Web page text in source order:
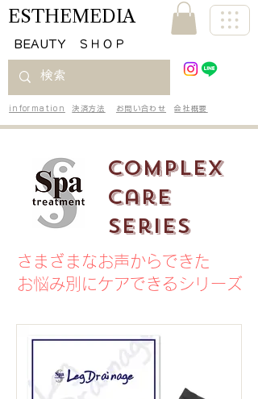
ESTHEMEDIA
​BEAUTY ＳＨＯＰ
information 決済方法 お問い合わせ 会社概要
Complex
Care
Series
さまざまなお声からできた
お悩み別にケアできるシリーズ